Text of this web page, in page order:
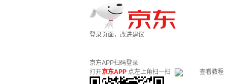
登录页面，改进建议
京东APP扫码登录
打开京东APP 点左上角扫一扫 查看教程